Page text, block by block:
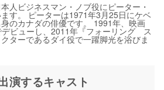
人ビジネスマン・ノブ役にピーター・
す。 ピーターは1971年3月25日にケベ
のカナダの俳優です。 1991年、映画
デビューし、2011年『フォーリング ス
ターであるダイ役で一躍脚光を浴びま
演するキャスト